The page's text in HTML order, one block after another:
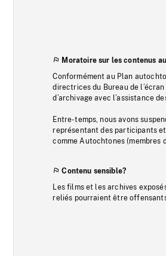
Moratoire sur les contenus
Conformément au Plan
directrices du Bureau de
d’archivage avec l’assistance
Entre-temps, nous avons
représentant des participants
comme Autochtones (membres
Contenu sensible?
Les films et les archives
reliés pourraient être